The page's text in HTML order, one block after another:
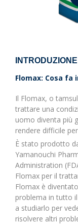
Flomax: Cosa fa
Il Flomax, o
trattare una
uomo diventa più
rendere difficile
È stato prodotto
Yamanouchi
Administration
Flomax per il
Flomax è
problema in tutto
a studiarlo per
risolvere altri